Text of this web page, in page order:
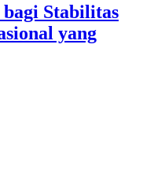
Stabilitas
yang